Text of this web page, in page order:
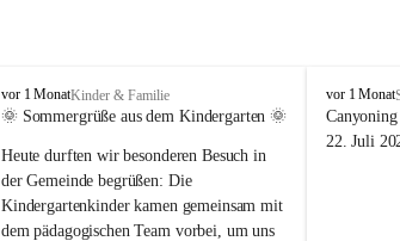
V
i
t
o
r
s
vor 1 MonatKinder & Familie
🌞 Sommergrüße aus dem Kindergarten 🌞
Heute durften wir besonderen Besuch in
der Gemeinde begrüßen: Die
Kindergartenkinder kamen gemeinsam mit
dem pädagogischen Team vorbei, um uns
V
i
k
vor 1 Monat
22. Juli